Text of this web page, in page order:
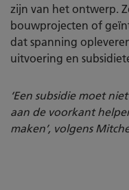
zijn van het ontwerp.
bouwprojecten of
dat spanning
uitvoering en
‘Een subsidie moet
aan de voorkant
maken’, volgens